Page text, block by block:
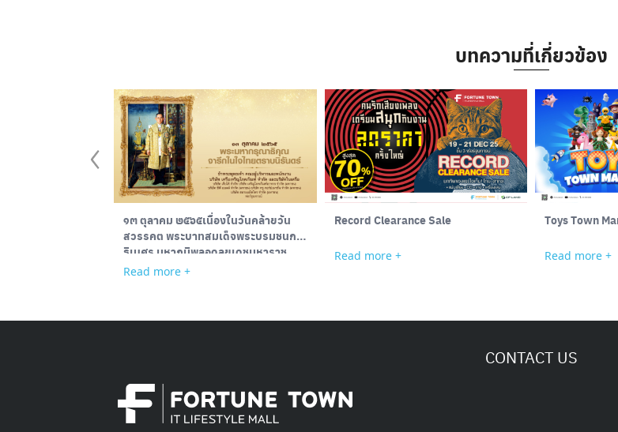
บทความที่เกี่ยวข้อง
๑๓ ตุลาคม ๒๕๖๕เนื่องในวันคล้ายวัน
สวรรคต พระบาทสมเด็จพระบรมชนกา
ธิเบศร มหาภูมิพลอดุลยเดชมหาราช
บรมนาถบพิตร พระมหากรุณาธิคุณ
Read more +
Record Clearance Sale
Read more +
Toys Town
Read more +
CONTACT US